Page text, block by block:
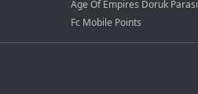
Age Of Empires Doruk Parası
Fc Mobile Points